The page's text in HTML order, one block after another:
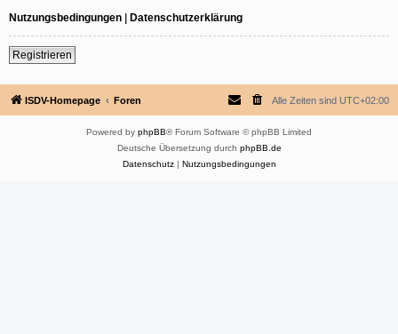
Nutzungsbedingungen | Datenschutzerklärung
Registrieren
ISDV-Homepage Foren Alle Zeiten sind UTC+02:00
Powered by phpBB® Forum Software © phpBB Limited
Deutsche Übersetzung durch phpBB.de
Datenschutz| Nutzungsbedingungen